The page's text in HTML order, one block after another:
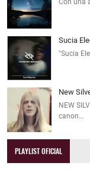
Con una
Sucia
"Sucia
New
NEW
canon…
PLAYLIST OFICIAL